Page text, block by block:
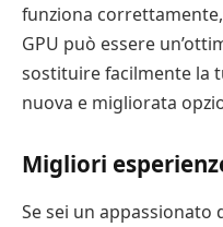
funziona
GPU può essere
sostituire facilmente la
nuova e migliorata
Migliori
Se sei un appassionato